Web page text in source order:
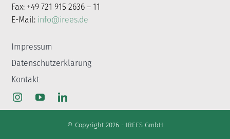
Fax: +49 721 915 2636 – 11
E-Mail: info@irees.de
Impressum
Datenschutzerklärung
Kontakt
© Copyright 2026 - IREES GmbH